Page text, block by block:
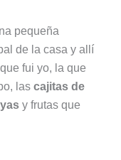
pequeña
de la casa y allí
fui yo, la que
las cajitas de
y frutas que